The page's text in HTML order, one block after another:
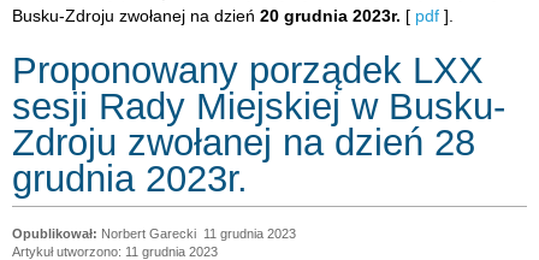
Busku-Zdroju zwołanej na dzień 20 grudnia 2023r. [ pdf ].
Proponowany porządek LXX
sesji Rady Miejskiej w Busku-
Zdroju zwołanej na dzień 28
grudnia 2023r.
Norbert Garecki 11 grudnia 2023
Artykuł utworzono: 11 grudnia 2023